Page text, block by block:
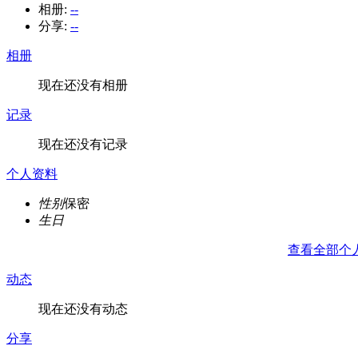
相册: --
分享: --
相册
现在还没有相册
记录
现在还没有记录
个人资料
性别保密
生日
查看全部个
动态
现在还没有动态
分享